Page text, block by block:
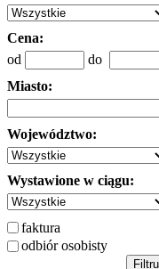
Cena:
od
do
Miasto:
Województwo:
Wystawione w ciągu:
faktura
odbiór osobisty